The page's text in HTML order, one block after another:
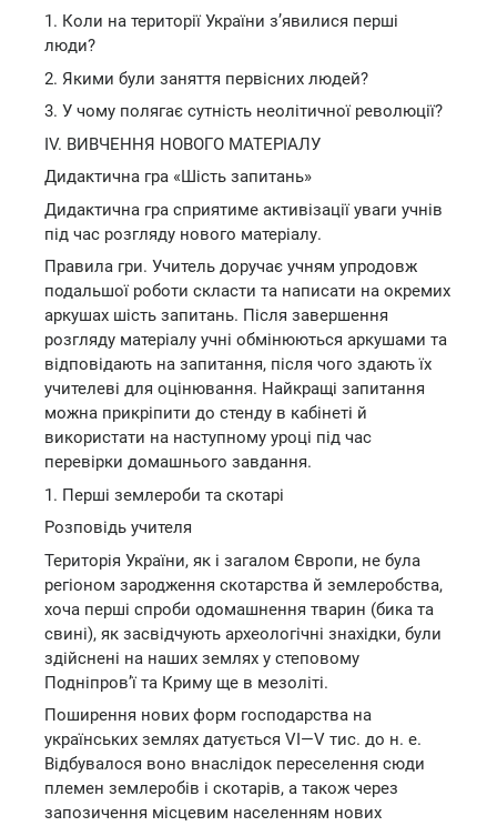
1. Коли на території України з’явилися перші
люди?
2. Якими були заняття первісних людей?
3. У чому полягає сутність неолітичної революції?
IV. ВИВЧЕННЯ НОВОГО МАТЕРІАЛУ
Дидактична гра «Шість запитань»
Дидактична гра сприятиме активізації уваги учнів
під час розгляду нового матеріалу.
Правила гри. Учитель доручає учням упродовж
подальшої роботи скласти та написати на окремих
аркушах шість запитань. Після завершення
розгляду матеріалу учні обмінюються аркушами та
відповідають на запитання, після чого здають їх
учителеві для оцінювання. Найкращі запитання
можна прикріпити до стенду в кабінеті й
використати на наступному уроці під час
перевірки домашнього завдання.
1. Перші землероби та скотарі
Розповідь учителя
Територія України, як і загалом Європи, не була
регіоном зародження скотарства й землеробства,
хоча перші спроби одомашнення тварин (бика та
свині), як засвідчують археологічні знахідки, були
здійснені на наших землях у степовому
Подніпров’ї та Криму ще в мезоліті.
Поширення нових форм господарства на
українських землях датується VI—V тис. до н. е.
Відбувалося воно внаслідок переселення сюди
племен землеробів і скотарів, а також через
запозичення місцевим населенням нових